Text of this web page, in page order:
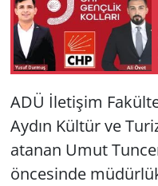
ADÜ İletişim
Aydın Kültür ve
atanan Umut
öncesinde